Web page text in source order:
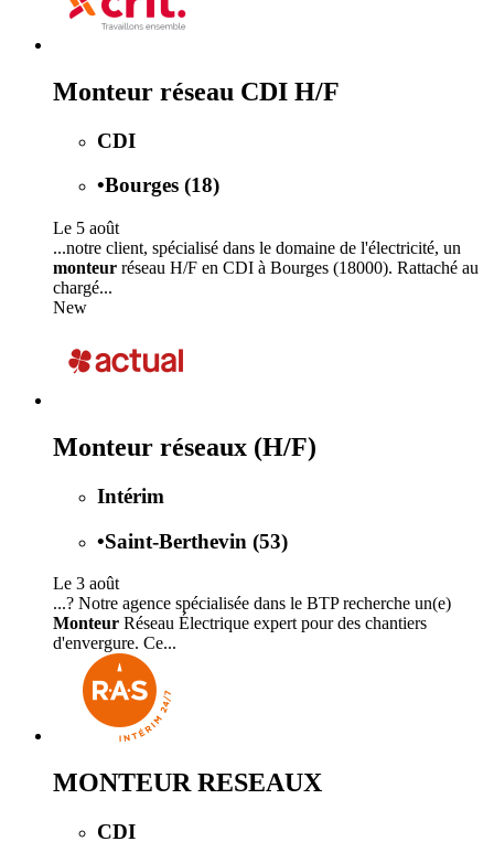
Monteur réseau CDI H/F
CDI
•Bourges (18)
Le 5 août
...notre client, spécialisé dans le domaine de l'électricité, un
monteur réseau H/F en CDI à Bourges (18000). Rattaché au
chargé...
New
Monteur réseaux (H/F)
Intérim
•Saint-Berthevin (53)
Le 3 août
...? Notre agence spécialisée dans le BTP recherche un(e)
Monteur Réseau Électrique expert pour des chantiers
d'envergure. Ce...
MONTEUR RESEAUX
CDI